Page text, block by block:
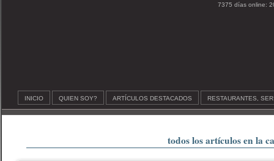
7375 días online:
INICIO QUIEN SOY? ARTÍCULOS DESTACADOS RESTAURANTES,
todos los artículos en la